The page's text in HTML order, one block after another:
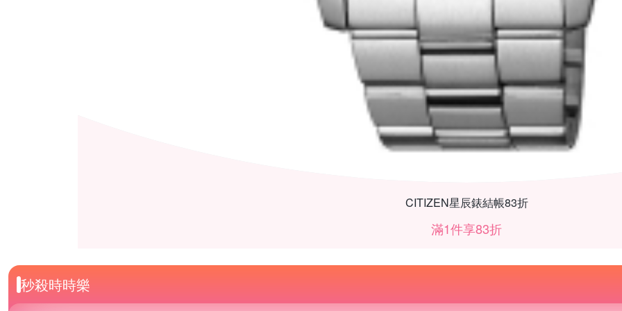
CITIZEN星辰錶結帳83折
滿1件享83折
秒殺時時樂